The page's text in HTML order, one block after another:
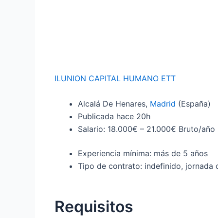
ILUNION CAPITAL HUMANO ETT
Alcalá De Henares, Madrid (España)
Publicada hace 20h
Salario: 18.000€ – 21.000€ Bruto/año
Experiencia mínima: más de 5 años
Tipo de contrato: indefinido, jornada
Requisitos